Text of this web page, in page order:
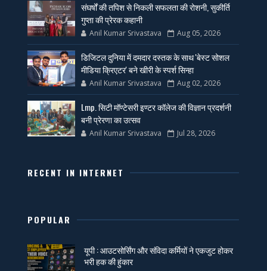
संघर्षों की तपिश से निकली सफलता की रोशनी, सुकीर्ति
गुप्ता की प्रेरक कहानी
Anil Kumar Srivastava Aug 05, 2026
डिजिटल दुनिया में दमदार दस्तक के साथ 'बेस्ट सोशल
मीडिया क्रिएटर' बने खीरी के स्पर्श सिन्हा
Anil Kumar Srivastava Aug 02, 2026
Lmp. सिटी मॉण्टेसरी इण्टर कॉलेज की विज्ञान प्रदर्शनी
बनी प्रेरणा का उत्सव
Anil Kumar Srivastava Jul 28, 2026
RECENT IN INTERNET
POPULAR
यूपी : आउटसोर्सिंग और संविदा कर्मियों ने एकजुट होकर
भरी हक की हुंकार